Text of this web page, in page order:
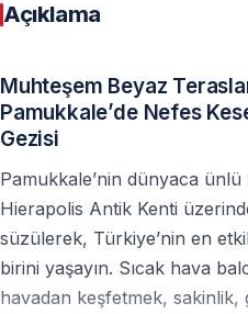
Açıklama
Muhteşem Beyaz
Pamukkale’de Nefes
Gezisi
Pamukkale’nin dünyaca
Hierapolis Antik Kenti
süzülerek, Türkiye’nin en
birini yaşayın. Sıcak hava
havadan keşfetmek, sakinlik,